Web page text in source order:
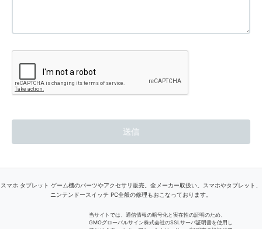
スマホ タブレット ゲーム機のパーツやアクセサリ販売。全メーカー取扱い。スマホやタブレット、
ニンテンドースイッチ PC全般の修理もおこなっております。
当サイトでは、通信情報の暗号化と実在性の証明のため、
GMOグローバルサイン株式会社のSSLサーバ証明書を使用し